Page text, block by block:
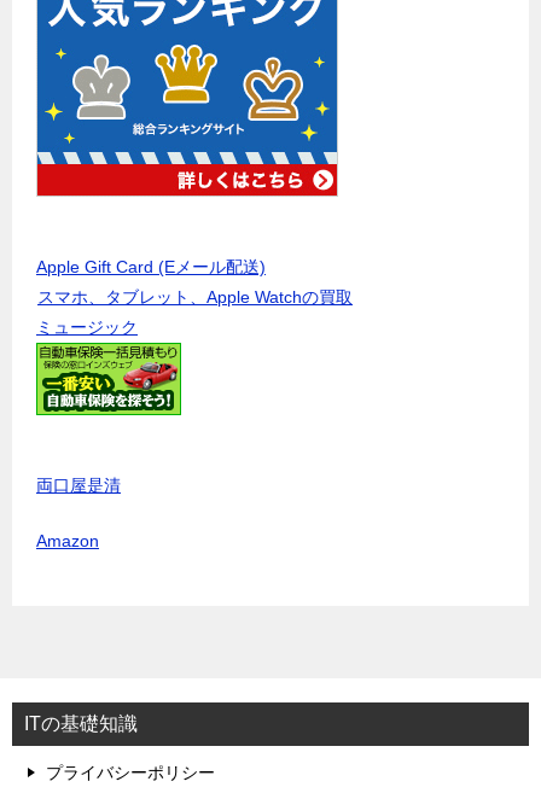
Apple Gift Card (Eメール配送)
スマホ、タブレット、Apple Watchの買取
ミュージック
両口屋是清
Amazon
ITの基礎知識
プライバシーポリシー